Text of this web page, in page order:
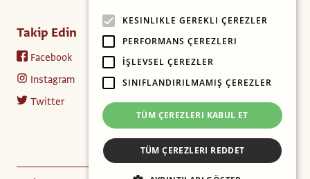
Takip Edin
Facebook
Instagram
Twitter
KESINLIKLE GEREKLI ÇEREZLER
PERFORMANS ÇEREZLERI
İŞLEVSEL ÇEREZLER
SINIFLANDIRILMAMIŞ ÇEREZLER
TÜM ÇEREZLERI KABUL ET
TÜM ÇEREZLERI REDDET